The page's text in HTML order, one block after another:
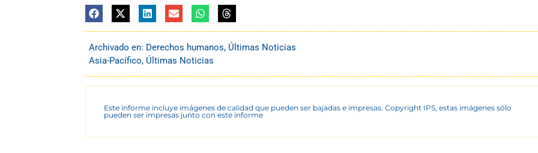
Archivado en: Derechos humanos, Últimas Noticias
Asia-Pacífico, Últimas Noticias
Este informe incluye imágenes de calidad que pueden ser bajadas e impresas. Copyright IPS, estas imágenes sólo
pueden ser impresas junto con este informe